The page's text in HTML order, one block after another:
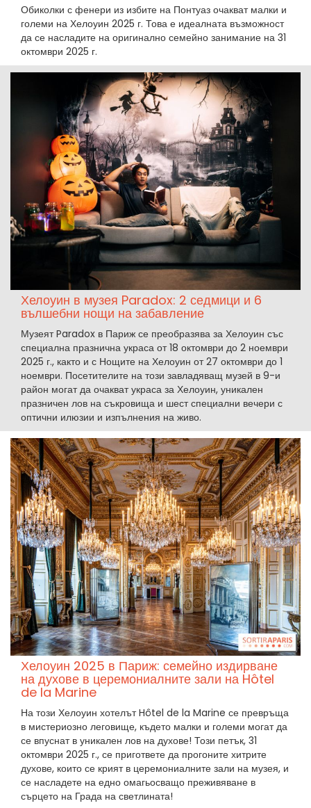
Обиколки с фенери из избите на Понтуаз очакват малки и
големи на Хелоуин 2025 г. Това е идеалната възможност
да се насладите на оригинално семейно занимание на 31
октомври 2025 г.
Хелоуин в музея Paradox: 2 седмици и 6
вълшебни нощи на забавление
Музеят Paradox в Париж се преобразява за Хелоуин със
специална празнична украса от 18 октомври до 2 ноември
2025 г., както и с Нощите на Хелоуин от 27 октомври до 1
ноември. Посетителите на този завладяващ музей в 9-и
район могат да очакват украса за Хелоуин, уникален
празничен лов на съкровища и шест специални вечери с
оптични илюзии и изпълнения на живо.
Хелоуин 2025 в Париж: семейно издирване
на духове в церемониалните зали на Hôtel
de la Marine
На този Хелоуин хотелът Hôtel de la Marine се превръща
в мистериозно леговище, където малки и големи могат да
се впуснат в уникален лов на духове! Този петък, 31
октомври 2025 г., се пригответе да прогоните хитрите
духове, които се крият в церемониалните зали на музея, и
се насладете на едно омагьосващо преживяване в
сърцето на Града на светлината!